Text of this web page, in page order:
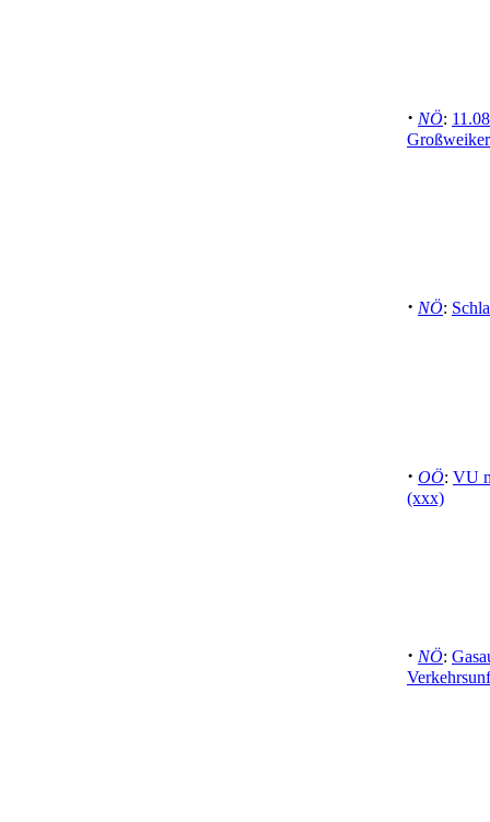
· NÖ:
· NÖ:
· OÖ: VU
(xxx)
· NÖ: